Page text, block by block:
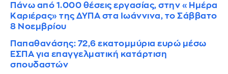
Πάνω από 1.000 θέσεις εργασίας, στην «Ημέρα
Καριέρας» της ΔΥΠΑ στα Ιωάννινα, το Σάββατο
8 Νοεμβρίου
Παπαθανάσης: 72,6 εκατομμύρια ευρώ μέσω
ΕΣΠΑ για επαγγελματική κατάρτιση
σπουδαστών